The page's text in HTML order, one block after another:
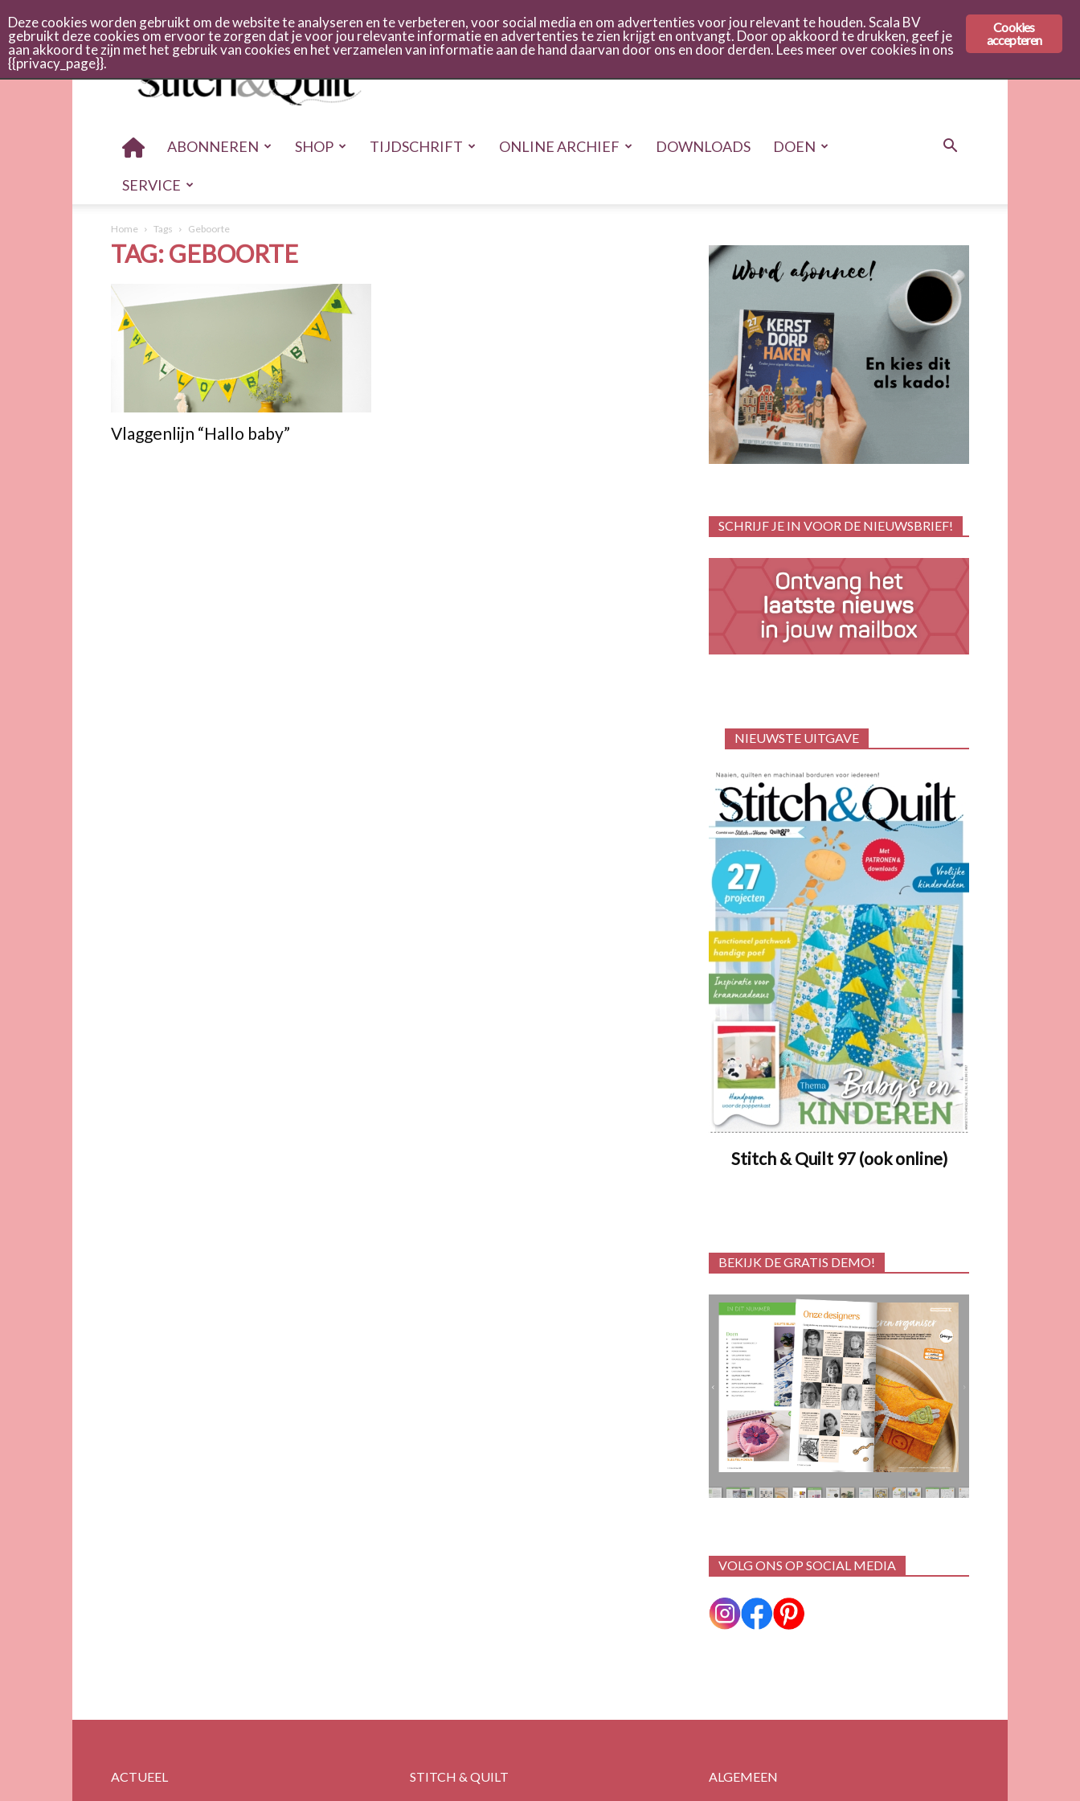
Stitch
quilt
ABONNEREN SHOP TIJDSCHRIFT ONLINE ARCHIEF DOWNLOADS DOEN
SERVICE
Home Tags Geboorte
TAG: GEBOORTE
Vlaggenlijn “Hallo baby”
SCHRIJF JE IN VOOR DE NIEUWSBRIEF!
NIEUWSTE UITGAVE
Stitch & Quilt 97 (ook online)
BEKIJK DE GRATIS DEMO!
VOLG ONS OP SOCIAL MEDIA
ACTUEEL STITCH & QUILT ALGEMEEN
Cookies
accepteren
Deze cookies worden gebruikt om de website te analyseren en te verbeteren, voor social media en om advertenties voor jou relevant te houden. Scala BV
gebruikt deze cookies om ervoor te zorgen dat je voor jou relevante informatie en advertenties te zien krijgt en ontvangt. Door op akkoord te drukken, geef je
aan akkoord te zijn met het gebruik van cookies en het verzamelen van informatie aan de hand daarvan door ons en door derden. Lees meer over cookies in ons
{{privacy_page}}.